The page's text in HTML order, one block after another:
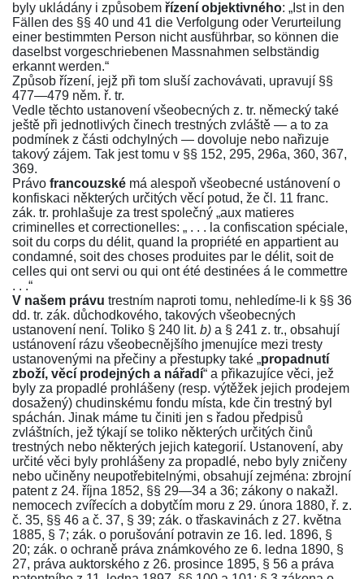
byly ukládány i způsobem řízení objektivného: „Ist in den
Fällen des §§ 40 und 41 die Verfolgung oder Verurteilung
einer bestimmten Person nicht ausführbar, so können die
daselbst vorgeschriebenen Massnahmen selbständig
erkannt werden.“
Způsob řízení, jejž při tom sluší zachovávati, upravují §§
477—479 něm. ř. tr.
Vedle těchto ustanovení všeobecných z. tr. německý také
ještě při jednotlivých činech trestných zvláště — a to za
podmínek z části odchylných — dovoluje nebo nařizuje
takový zájem. Tak jest tomu v §§ 152, 295, 296a, 360, 367,
369.
Právo francouzské má alespoň všeobecné ustánovení o
konfiskaci některých určitých věcí potud, že čl. 11 franc.
zák. tr. prohlašuje za trest společný „aux matieres
criminelles et correctionelles: „ . . . la confiscation spéciale,
soit du corps du délit, quand la propriété en appartient au
condamné, soit des choses produites par le délit, soit de
celles qui ont servi ou qui ont été destinées á le commettre
. . .“
V našem právu trestním naproti tomu, nehledíme-li k §§ 36
dd. tr. zák. důchodkového, takových všeobecných
ustanovení není. Toliko § 240 lit. b) a § 241 z. tr., obsahují
ustánovení rázu všeobecnějšího jmenujíce mezi tresty
ustanovenými na přečiny a přestupky také „propadnutí
zboží, věcí prodejných a nářadí“ a přikazujíce věci, jež
byly za propadlé prohlášeny (resp. výtěžek jejich prodejem
dosažený) chudinskému fondu místa, kde čin trestný byl
spáchán. Jinak máme tu činiti jen s řadou předpisů
zvláštních, jež týkají se toliko některých určitých činů
trestných nebo některých jejich kategorií. Ustanovení, aby
určité věci byly prohlášeny za propadlé, nebo byly zničeny
nebo učiněny neupotřebitelnými, obsahují zejména: zbrojní
patent z 24. října 1852, §§ 29—34 a 36; zákony o nakažl.
nemocech zvířecích a dobytčím moru z 29. února 1880, ř. z.
č. 35, §§ 46 a č. 37, § 39; zák. o třaskavinách z 27. května
1885, § 7; zák. o porušování potravin ze 16. led. 1896, §
20; zák. o ochraně práva známkového ze 6. ledna 1890, §
27, práva auktorského z 26. prosince 1895, § 56 a práva